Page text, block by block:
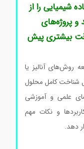
را از
بیشتری پیش
آنالیز یا
کامل محلول
علمی و آموزشی
و نکات مهم